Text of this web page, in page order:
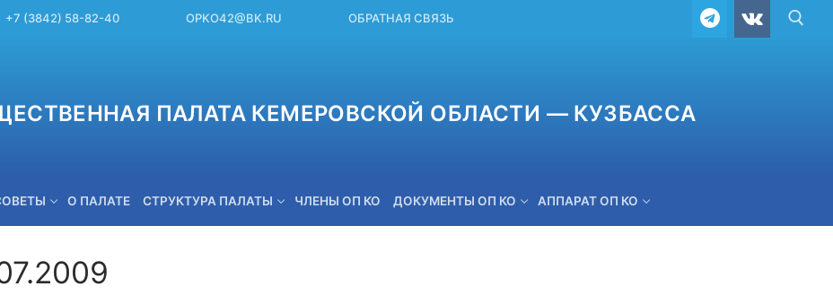
+7 (3842) 58-82-40 OPKO42@BK.RU ОБРАТНАЯ СВЯЗЬ
ПАЛАТА КЕМЕРОВСКОЙ ОБЛАСТИ — КУЗБАССА
О ПАЛАТЕ СТРУКТУРА ПАЛАТЫ ЧЛЕНЫ ОП КО ДОКУМЕНТЫ ОП КО АППАРАТ ОП КО